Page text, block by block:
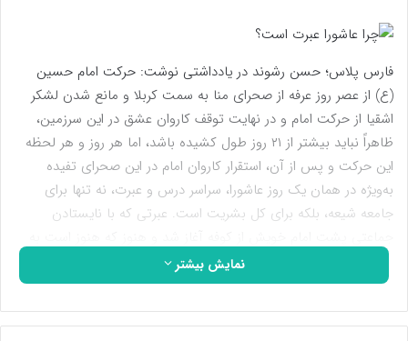
فارس پلاس؛ حسن رشوند در یادداشتی نوشت: حرکت امام حسین
(ع) از عصر روز عرفه از صحرای منا به سمت کربلا و مانع شدن لشکر
اشقیا از حرکت امام و در نهایت توقف کاروان عشق در این سرزمین،
ظاهراً نباید بیشتر از ۲۱ روز طول کشیده باشد، اما هر روز و هر لحظه
این حرکت و پس از آن، استقرار کاروان امام در این صحرای تفیده
به‌ویژه در همان یک روز عاشورا، سراسر درس و عبرت، نه تنها برای
جامعه شیعه، بلکه برای کل بشریت است. عبرتی که با نایستادن
مردمان بی وفای کوفه شهره شده‌اند تا دعوت امام از برخی خواص و
حتی نزدیکان خویش برای همراهی و یاری دین خدا و ایستادن در
مقابل ظلم که به بهانه‌هایی اجابت نشد و امام را از رفتن به این سفر
حذر داشتند تا شیرینی‌های حضور کسانی که از حمایت‌کنندگان خلیفه
نمایش بیشتر